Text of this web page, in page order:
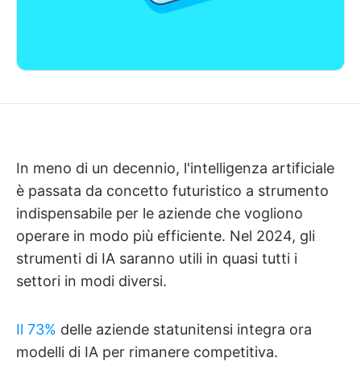
In meno di un decennio, l'intelligenza artificiale
è passata da concetto futuristico a strumento
indispensabile per le aziende che vogliono
operare in modo più efficiente. Nel 2024, gli
strumenti di IA saranno utili in quasi tutti i
settori in modi diversi.
Il 73% delle aziende statunitensi integra ora
modelli di IA per rimanere competitiva.